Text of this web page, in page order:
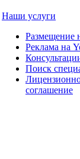
Наши услуги
Размещение
Реклама на
Поиск
соглашение